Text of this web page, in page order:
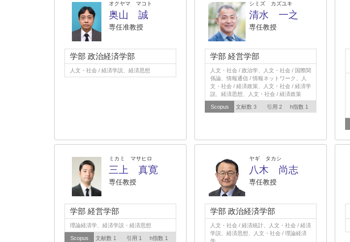
オクヤマ マコト
奥山 誠
専任准教授
学部 政治経済学部
人文・社会 / 経済学説、経済思想
シミズ カズユキ
清水 一之
専任教授
学部 経営学部
人文・社会 / 政治学、人文・社会 / 国際関
係論、情報通信 / 情報ネットワーク、人
文・社会 / 経済政策、人文・社会 / 経済学
説、経済思想、人文・社会 / 経済政策
Scopus 文献数 3 引用 2 h指数 1
ミカミ マサヒロ
三上 真寛
専任教授
学部 経営学部
理論経済学、経済学説・経済思想
Scopus 文献数 1 引用 1 h指数 1
ヤギ タカシ
八木 尚志
専任教授
学部 政治経済学部
人文・社会 / 経済統計、人文・社会 / 経済
学説、経済思想、人文・社会 / 理論経済